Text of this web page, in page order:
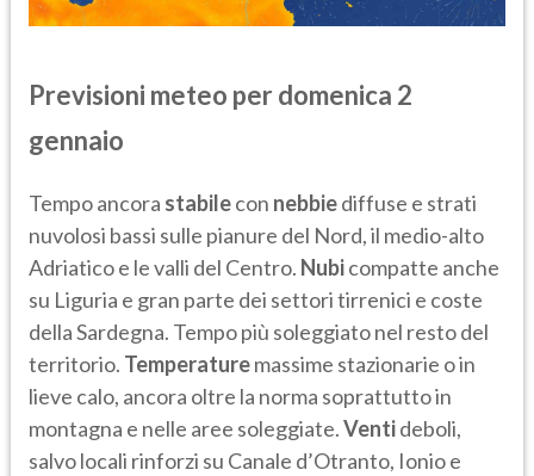
Previsioni meteo per domenica 2
gennaio
Tempo ancora stabilecon nebbiediffuse e strati
nuvolosi bassi sulle pianure del Nord, il medio-alto
Adriatico e le valli del Centro. Nubicompatte anche
su Liguria e gran parte dei settori tirrenici e coste
della Sardegna. Tempo più soleggiato nel resto del
territorio. Temperaturemassime stazionarie o in
lieve calo, ancora oltre la norma soprattutto in
montagna e nelle aree soleggiate.Ventideboli,
salvo locali rinforzi su Canale d’Otranto, Ionio e